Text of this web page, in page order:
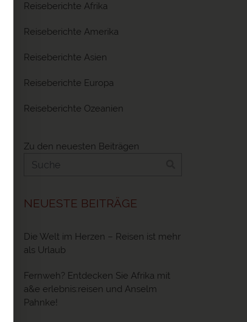
Reiseberichte Afrika
Reiseberichte Amerika
Reiseberichte Asien
Reiseberichte Europa
Reiseberichte Ozeanien
Zu den neuesten Beiträgen
NEUESTE BEITRÄGE
Die Welt im Herzen – Reisen ist mehr
als Urlaub
Fernweh? Entdecken Sie Afrika mit
a&e erlebnis:reisen und Anselm
Pahnke!